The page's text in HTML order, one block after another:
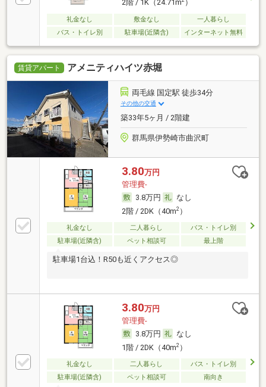
2階 / 1K（24.71m ）
礼金なし 敷金なし
一人暮らし
バス・トイレ別
駐車場(近隣含) インターネット無料
賃貸アパート アメニティハイツ赤堀
両毛線 国定駅 徒歩34分
その他の交通
築33年5ヶ月 / 2階建
群馬県伊勢崎市曲沢町
3.80万円
管理費-
3.8万円
なし
2階 / 2DK（40m2）
礼金なし 二人暮らし
バス・トイレ別
駐車場(近隣含)
ペット相談可 最上階
駐車場1台込！R50も近くアクセス◎
3.80万円
管理費-
3.8万円
なし
1階 / 2DK（40m2）
礼金なし 二人暮らし
バス・トイレ別
駐車場(近隣含)
ペット相談可 南向き